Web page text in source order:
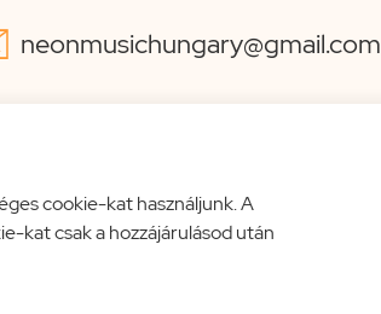
cookie-kat használjunk. A
kat csak a hozzájárulásod után
neonmusichungary@gmail.com